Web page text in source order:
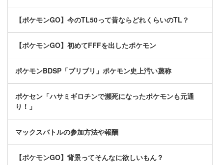
【ポケモンGO】今のTL50って昔ならどれくらいのTL？
【ポケモンGO】初めてFFFを出したポケモン
ポケモンBDSP「ブリブリ」ポケモン史上汚い蔑称
ポケセン「ハサミギロチンで瀕死になったポケモンも元通
り！」
マックスバトルの参加方法や報酬
【ポケモンGO】背景ってそんなに欲しいもん？